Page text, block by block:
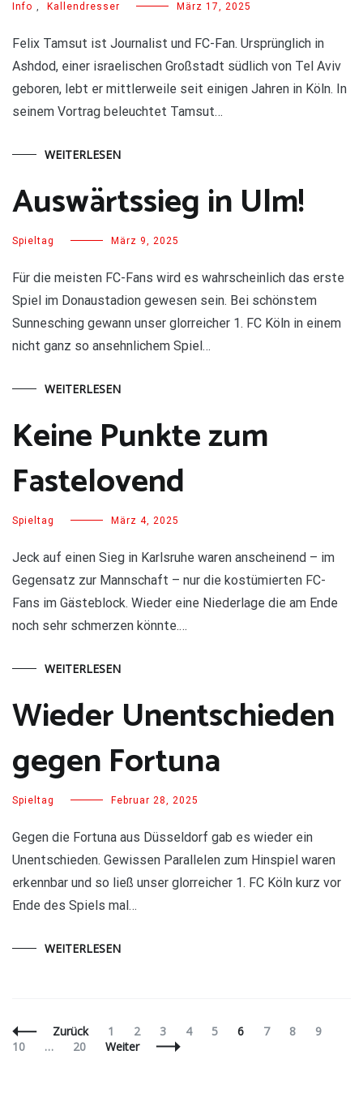
Info , Kallendresser März 17, 2025
Felix Tamsut ist Journalist und FC-Fan. Ursprünglich in
Ashdod, einer israelischen Großstadt südlich von Tel Aviv
geboren, lebt er mittlerweile seit einigen Jahren in Köln. In
seinem Vortrag beleuchtet Tamsut…
WEITERLESEN
Auswärtssieg in Ulm!
Spieltag März 9, 2025
Für die meisten FC-Fans wird es wahrscheinlich das erste
Spiel im Donaustadion gewesen sein. Bei schönstem
Sunnesching gewann unser glorreicher 1. FC Köln in einem
nicht ganz so ansehnlichem Spiel…
WEITERLESEN
Keine Punkte zum
Fastelovend
Spieltag März 4, 2025
Jeck auf einen Sieg in Karlsruhe waren anscheinend – im
Gegensatz zur Mannschaft – nur die kostümierten FC-
Fans im Gästeblock. Wieder eine Niederlage die am Ende
noch sehr schmerzen könnte.…
WEITERLESEN
Wieder Unentschieden
gegen Fortuna
Spieltag Februar 28, 2025
Gegen die Fortuna aus Düsseldorf gab es wieder ein
Unentschieden. Gewissen Parallelen zum Hinspiel waren
erkennbar und so ließ unser glorreicher 1. FC Köln kurz vor
Ende des Spiels mal…
WEITERLESEN
Beitragsnavigation
Zurück Seite
1 Seite
2 Seite
3 Seite
4 Seite
5 Seite
6 Seite
7 Seite
8 Seite
9
10
… Seite
20 Weiter